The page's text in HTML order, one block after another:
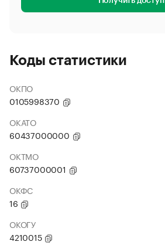
Коды статистики
ОКПО
0105998370
ОКАТО
60437000000
ОКТМО
60737000001
ОКФС
16
ОКОГУ
4210015